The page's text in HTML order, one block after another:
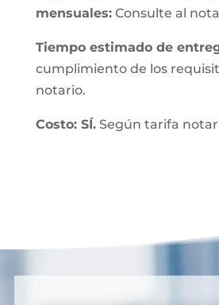
mensuales:Consulte al
Tiempo estimado de
cumplimiento de los
notario.
Costo: SÍ.Según tarifa